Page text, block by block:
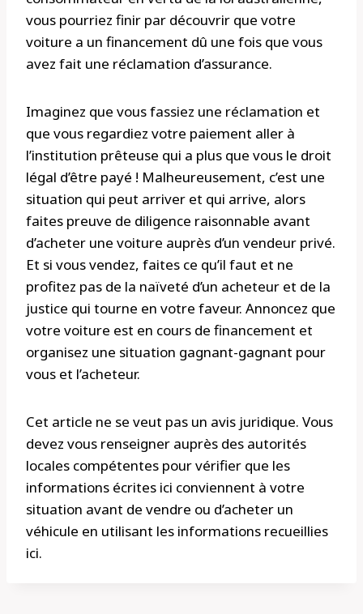
vous pourriez finir par découvrir que votre
voiture a un financement dû une fois que vous
avez fait une réclamation d’assurance.
Imaginez que vous fassiez une réclamation et
que vous regardiez votre paiement aller à
l’institution prêteuse qui a plus que vous le droit
légal d’être payé ! Malheureusement, c’est une
situation qui peut arriver et qui arrive, alors
faites preuve de diligence raisonnable avant
d’acheter une voiture auprès d’un vendeur privé.
Et si vous vendez, faites ce qu’il faut et ne
profitez pas de la naïveté d’un acheteur et de la
justice qui tourne en votre faveur. Annoncez que
votre voiture est en cours de financement et
organisez une situation gagnant-gagnant pour
vous et l’acheteur.
Cet article ne se veut pas un avis juridique. Vous
devez vous renseigner auprès des autorités
locales compétentes pour vérifier que les
informations écrites ici conviennent à votre
situation avant de vendre ou d’acheter un
véhicule en utilisant les informations recueillies
ici.